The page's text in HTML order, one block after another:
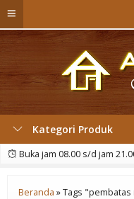
Kategori Produk
Buka jam 08.00 s/d jam
Beranda »Tags